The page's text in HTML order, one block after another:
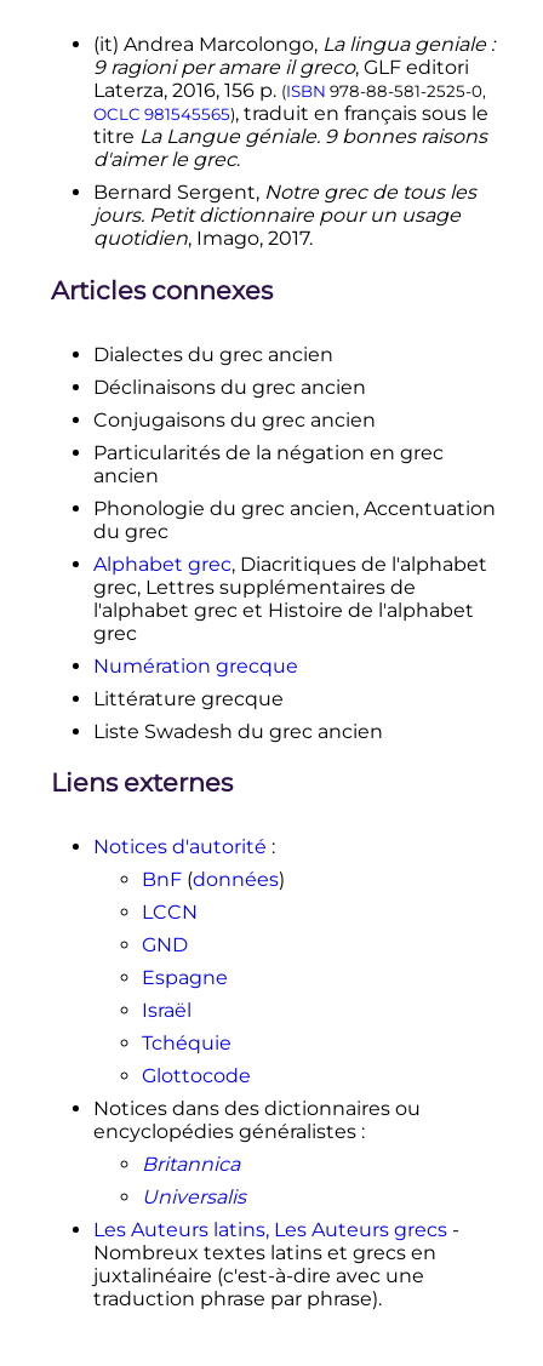
(it) Andrea Marcolongo, La lingua geniale :
9 ragioni per amare il greco, GLF editori
Laterza, 2016, 156 p. (ISBN 978-88-581-2525-0,
OCLC 981545565), traduit en français sous le
titre La Langue géniale. 9 bonnes raisons
d'aimer le grec.
Bernard Sergent, Notre grec de tous les
jours. Petit dictionnaire pour un usage
quotidien, Imago, 2017.
Articles connexes
Dialectes du grec ancien
Déclinaisons du grec ancien
Conjugaisons du grec ancien
Particularités de la négation en grec
ancien
Phonologie du grec ancien, Accentuation
du grec
Alphabet grec, Diacritiques de l'alphabet
grec, Lettres supplémentaires de
l'alphabet grec et Histoire de l'alphabet
grec
Numération grecque
Littérature grecque
Liste Swadesh du grec ancien
Liens externes
Notices d'autorité :
BnF(données)
LCCN
GND
Espagne
Israël
Tchéquie
Glottocode
Notices dans des dictionnaires ou
encyclopédies généralistes:
Britannica
Universalis
Les Auteurs latins, Les Auteurs grecs-
Nombreux textes latins et grecs en
juxtalinéaire (c'est-à-dire avec une
traduction phrase par phrase).